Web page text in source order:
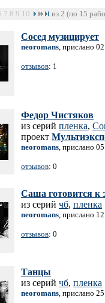
7 8 9 10 из 2 (по 15
Сосед музицирует
neoromans, прислано
отзывов: 1
Федор Чистяков
из серий пленка,
проект
neoromans, прислано
отзывов: 0
Саша готовится к
из серий чб, пленка
neoromans, прислано
отзывов: 0
Танцы
из серий чб, пленка
neoromans, прислано